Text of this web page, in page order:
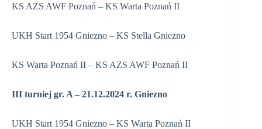
KS AZS AWF Poznań – KS Warta Poznań II
UKH Start 1954 Gniezno – KS Stella Gniezno
KS Warta Poznań II – KS AZS AWF Poznań II
III turniej gr. A – 21.12.2024 r. Gniezno
UKH Start 1954 Gniezno – KS Warta Poznań II